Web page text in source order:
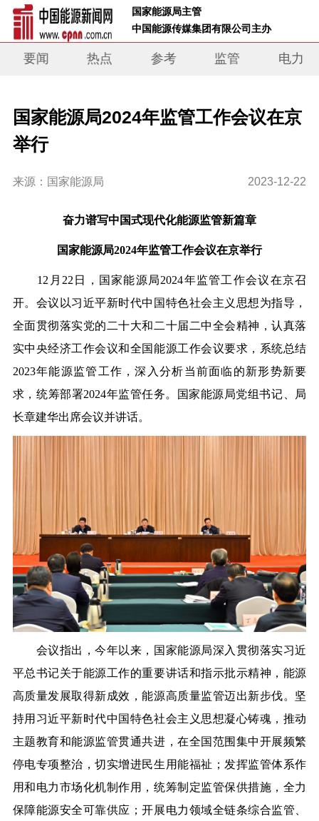
国家能源局主管
中国能源传媒集团有限公司主办
要闻 热点 参考 监管 电力
国家能源局2024年监管工作会议在京
举行
来源：国家能源局 2023-12-22
奋力谱写中国式现代化能源监管新篇章
国家能源局2024年监管工作会议在京举行
12 月 22 日，国家能源局2024年监管工作会议在京召
开。会议以习近平新时代中国特色社会主义思想为指导，
全面贯彻落实党的二十大和二十届二中全会精神，认真落
实中央经济工作会议和全国能源工作会议要求，系统总结
2023年能源监管工作，深入分析当前面临的新形势新要
求，统筹部署2024年监管任务。
国家能源局党组书记、局
长章建华出席会议并讲话。
会议指出，今年以来，国家能源局深入贯彻落实习近
平总书记关于能源工作的重要讲话和指示批示精神，能源
高质量发展取得新成效，能源高质量监管迈出新步伐。坚
持用习近平新时代中国特色社会主义思想凝心铸魂，推动
主题教育和能源监管贯通共进，在全国范围集中开展频繁
停电专项整治，切实增进民生用能福祉；发挥监管体系作
用和电力市场化机制作用，统筹制定监管保供措施，全力
保障能源安全可靠供应；开展电力领域全链条综合监管、